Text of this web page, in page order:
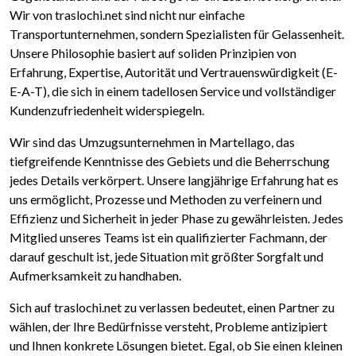
Wir von traslochi.net sind nicht nur einfache
Transportunternehmen, sondern Spezialisten für Gelassenheit.
Unsere Philosophie basiert auf soliden Prinzipien von
Erfahrung, Expertise, Autorität und Vertrauenswürdigkeit (E-
E-A-T), die sich in einem tadellosen Service und vollständiger
Kundenzufriedenheit widerspiegeln.
Wir sind das Umzugsunternehmen in Martellago, das
tiefgreifende Kenntnisse des Gebiets und die Beherrschung
jedes Details verkörpert. Unsere langjährige Erfahrung hat es
uns ermöglicht, Prozesse und Methoden zu verfeinern und
Effizienz und Sicherheit in jeder Phase zu gewährleisten. Jedes
Mitglied unseres Teams ist ein qualifizierter Fachmann, der
darauf geschult ist, jede Situation mit größter Sorgfalt und
Aufmerksamkeit zu handhaben.
Sich auf traslochi.net zu verlassen bedeutet, einen Partner zu
wählen, der Ihre Bedürfnisse versteht, Probleme antizipiert
und Ihnen konkrete Lösungen bietet. Egal, ob Sie einen kleinen